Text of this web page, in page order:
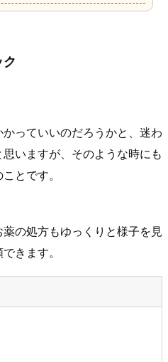
っていいのだろうかと、迷わ
いますが、そのような時にも
とです。
の処方もゆっくりと様子を見
きます。